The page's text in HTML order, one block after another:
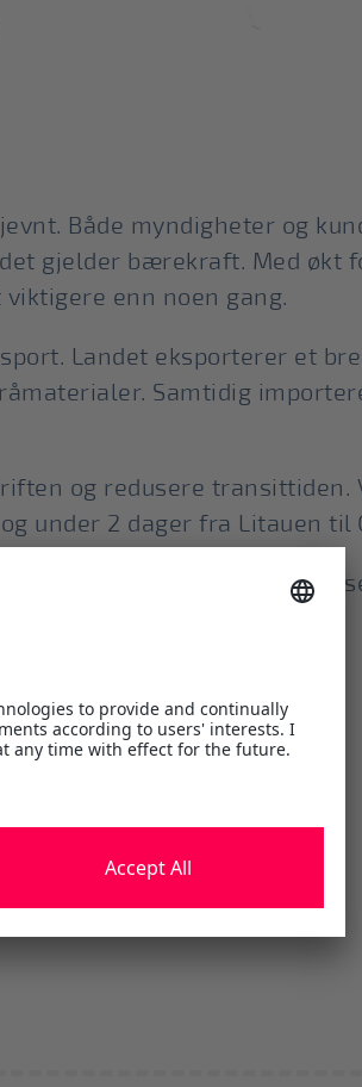
Både myndigheter og
gjelder bærekraft. Med økt
enn noen gang.
Landet eksporterer et
Samtidig
og redusere transittiden.
under 2 dager fra Litauen til
sende det effektivt – Velg å
mellom havnene i
.